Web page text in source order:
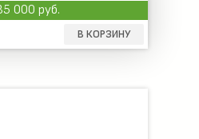
000 руб.
В КОРЗИНУ